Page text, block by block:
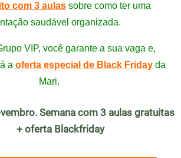
com 3 aulas sobre como ter uma
saudável organizada.
VIP, você garante a sua vaga e,
a oferta especial de Black Friday da
Mari.
Semana com 3 aulas gratuitas
+ oferta Blackfriday